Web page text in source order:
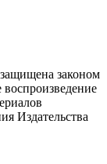
законом
Издательства